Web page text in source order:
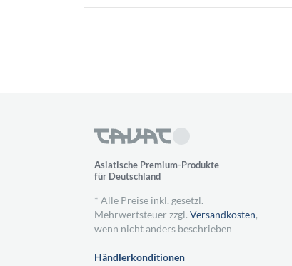
Asiatische Premium-Produkte
für Deutschland
* Alle Preise inkl. gesetzl.
Mehrwertsteuer zzgl. Versandkosten,
wenn nicht anders beschrieben
Händlerkonditionen